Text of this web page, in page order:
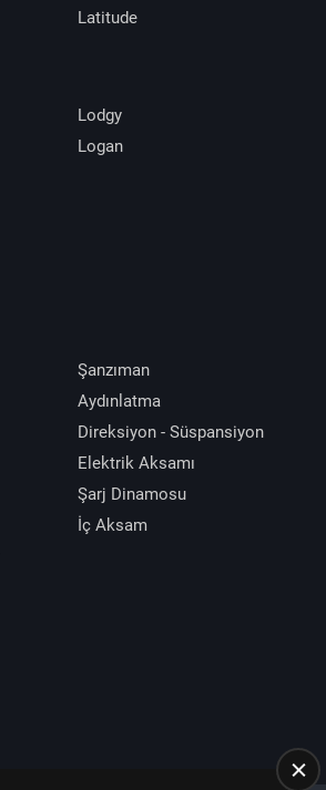
Latitude
Lodgy
Logan
Şanzıman
Aydınlatma
Direksiyon - Süspansiyon
Elektrik Aksamı
Şarj Dinamosu
İç Aksam